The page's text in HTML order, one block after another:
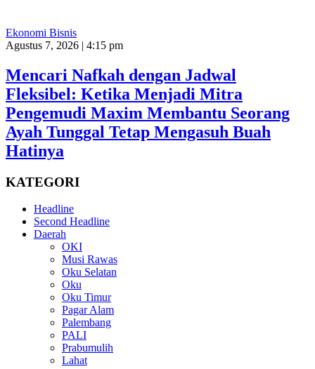
Ekonomi Bisnis
Agustus 7, 2026 | 4:15 pm
Mencari Nafkah dengan Jadwal
Fleksibel: Ketika Menjadi Mitra
Pengemudi Maxim Membantu Seorang
Ayah Tunggal Tetap Mengasuh Buah
Hatinya
KATEGORI
Headline
Second Headline
Daerah
OKI
Musi Rawas
Oku Selatan
Oku
Oku Timur
Pagar Alam
Palembang
PALI
Prabumulih
Lahat